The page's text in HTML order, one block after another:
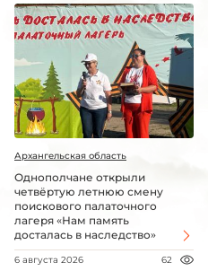
Архангельская область
Однополчане открыли
четвёртую летнюю смену
поискового палаточного
лагеря «Нам память
досталась в наследство»
6 августа 2026 62